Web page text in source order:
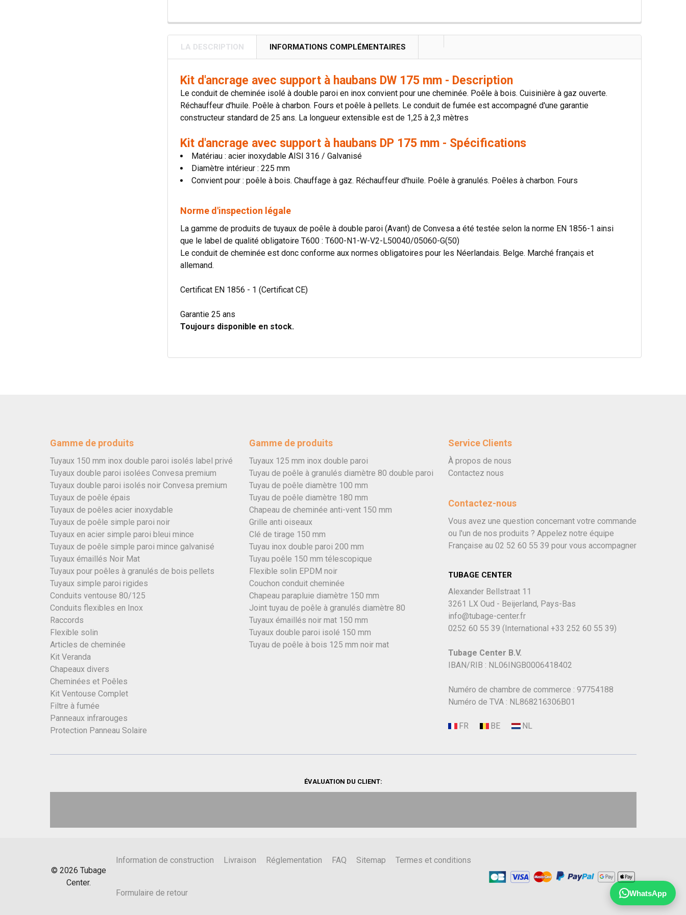
LA DESCRIPTION INFORMATIONS COMPLÉMENTAIRES
Kit d'ancrage avec support à haubans DW 175 mm - Description
Le conduit de cheminée isolé à double paroi en inox convient pour une cheminée. Poêle à bois. Cuisinière à gaz ouverte.
Réchauffeur d'huile. Poêle à charbon. Fours et poêle à pellets. Le conduit de fumée est accompagné d'une garantie
constructeur standard de 25 ans. La longueur extensible est de 1,25 à 2,3 mètres
Kit d'ancrage avec support à haubans DP 175 mm - Spécifications
Matériau : acier inoxydable AISI 316 / Galvanisé
Diamètre intérieur : 225 mm
Convient pour : poêle à bois. Chauffage à gaz. Réchauffeur d'huile. Poêle à granulés. Poêles à charbon. Fours
Norme d'inspection légale
La gamme de produits de tuyaux de poêle à double paroi (Avant) de Convesa a été testée selon la norme EN 1856-1 ainsi
que le label de qualité obligatoire T600 : T600-N1-W-V2-L50040/05060-G(50)
Le conduit de cheminée est donc conforme aux normes obligatoires pour les Néerlandais. Belge. Marché français et
allemand.
Certificat EN 1856 - 1 (Certificat CE)
Garantie 25 ans
Toujours disponible en stock.
WhatsApp
Gamme de produits
Tuyaux 150 mm inox double paroi isolés label privé
Tuyaux double paroi isolées Convesa premium
Tuyaux double paroi isolés noir Convesa premium
Tuyaux de poêle épais
Tuyaux de poêles acier inoxydable
Tuyaux de poêle simple paroi noir
Tuyaux en acier simple paroi bleui mince
Tuyaux de poêle simple paroi mince galvanisé
Tuyaux émaillés Noir Mat
Tuyaux pour poêles à granulés de bois pellets
Tuyaux simple paroi rigides
Conduits ventouse 80/125
Conduits flexibles en Inox
Raccords
Flexible solin
Articles de cheminée
Kit Veranda
Chapeaux divers
Cheminées et Poêles
Kit Ventouse Complet
Filtre à fumée
Panneaux infrarouges
Protection Panneau Solaire
Gamme de produits
Tuyaux 125 mm inox double paroi
Tuyau de poêle à granulés diamètre 80 double paroi
Tuyau de poêle diamètre 100 mm
Tuyau de poêle diamètre 180 mm
Chapeau de cheminée anti-vent 150 mm
Grille anti oiseaux
Clé de tirage 150 mm
Tuyau inox double paroi 200 mm
Tuyau poêle 150 mm télescopique
Flexible solin EPDM noir
Couchon conduit cheminée
Chapeau parapluie diamètre 150 mm
Joint tuyau de poêle à granulés diamètre 80
Tuyaux émaillés noir mat 150 mm
Tuyaux double paroi isolé 150 mm
Tuyau de poêle à bois 125 mm noir mat
Service Clients
À propos de nous
Contactez nous
Contactez-nous
Vous avez une question concernant votre commande
ou l'un de nos produits ? Appelez notre équipe
Française au 02 52 60 55 39 pour vous accompagner
TUBAGE CENTER
Alexander Bellstraat 11
3261 LX Oud - Beijerland, Pays-Bas
info@tubage-center.fr
0252 60 55 39 (International +33 252 60 55 39)
Tubage Center B.V.
IBAN/RIB : NL06INGB0006418402
Numéro de chambre de commerce : 97754188
Numéro de TVA : NL868216306B01
ÉVALUATION DU CLIENT:
© 2026 Tubage
Center.
Information de construction Livraison Réglementation FAQ Sitemap Termes et conditions
Formulaire de retour